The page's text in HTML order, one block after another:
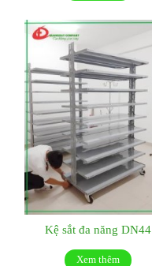
Kệ sắt đa năng DN44
Xem thêm